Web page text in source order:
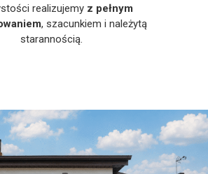
realizujemy z pełnym
, szacunkiem i należytą
starannością.